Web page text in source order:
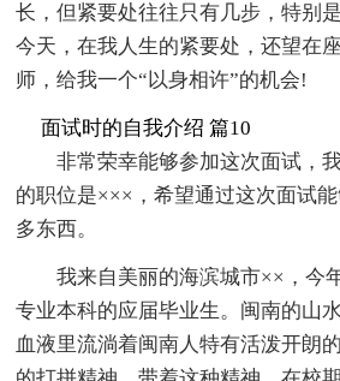
长，但紧要处往往只有几步，特别
今天，在我人生的紧要处，还望在
师，给我一个“以身相许”的机会!
面试时的自我介绍 篇10
非常荣幸能够参加这次面试，
的职位是×××，希望通过这次面试
多东西。
我来自美丽的海滨城市××，今
专业本科的应届毕业生。闽南的山
血液里流淌着闽南人特有活泼开朗